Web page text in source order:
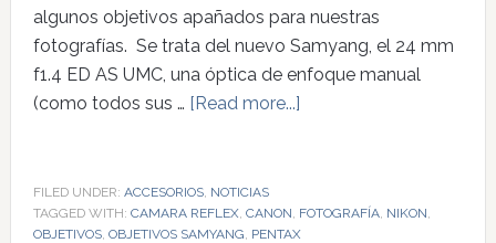
algunos objetivos apañados para nuestras
fotografías. Se trata del nuevo Samyang, el 24 mm
f1.4 ED AS UMC, una óptica de enfoque manual
(como todos sus … [Read more...]
FILED UNDER: ACCESORIOS, NOTICIAS
TAGGED WITH: CAMARA REFLEX, CANON, FOTOGRAFÍA, NIKON,
OBJETIVOS, OBJETIVOS SAMYANG, PENTAX